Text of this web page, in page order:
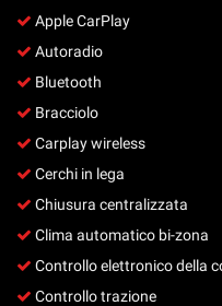
Apple CarPlay
Autoradio
Bluetooth
Bracciolo
Carplay wireless
Cerchi in lega
Chiusura centralizzata
Clima automatico bi-zona
Controllo elettronico della
Controllo trazione